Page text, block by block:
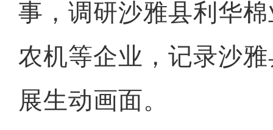
事，调研沙雅县利华
农机等企业，记录沙
展生动画面。